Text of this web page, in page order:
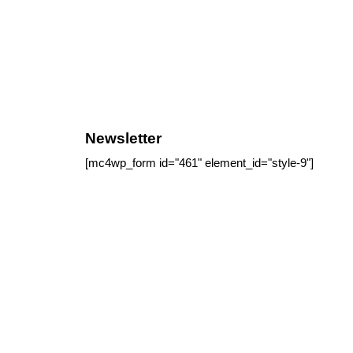
Newsletter
[mc4wp_form id="461" element_id="style-9"]